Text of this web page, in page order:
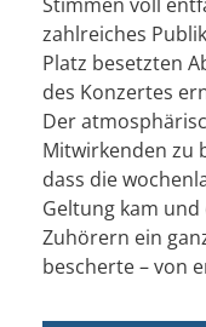
zahlreiches
Platz besetzten
des Konzertes
Der
Mitwirkenden zu
dass die
Geltung kam
Zuhörern ein
bescherte – von